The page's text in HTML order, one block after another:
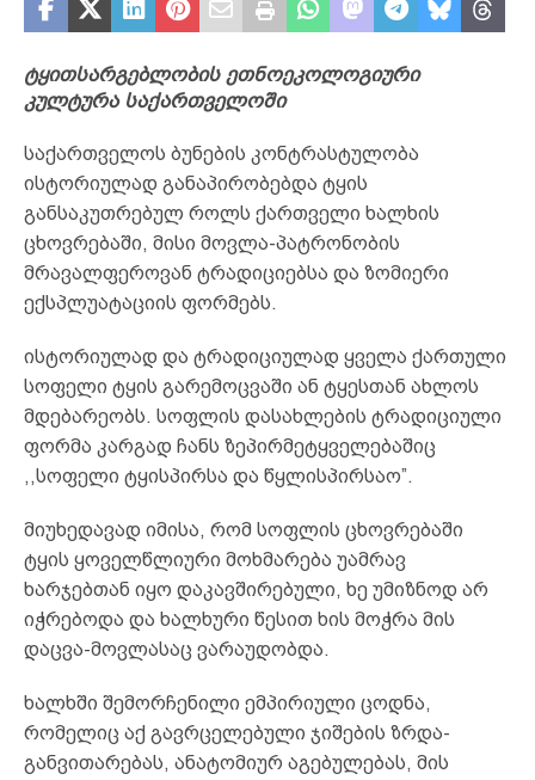
ტყითსარგებლობის ეთნოეკოლოგიური
კულტურა საქართველოში
საქართველოს ბუნების კონტრასტულობა
ისტორიულად განაპირობებდა ტყის
განსაკუთრებულ როლს ქართველი ხალხის
ცხოვრებაში, მისი მოვლა-პატრონობის
მრავალფეროვან ტრადიციებსა და ზომიერი
ექსპლუატაციის ფორმებს.
ისტორიულად და ტრადიციულად ყველა ქართული
სოფელი ტყის გარემოცვაში ან ტყესთან ახლოს
მდებარეობს. სოფლის დასახლების ტრადიციული
ფორმა კარგად ჩანს ზეპირმეტყველებაშიც
,,სოფელი ტყისპირსა და წყლისპირსაო”.
მიუხედავად იმისა, რომ სოფლის ცხოვრებაში
ტყის ყოველწლიური მოხმარება უამრავ
ხარჯებთან იყო დაკავშირებული, ხე უმიზნოდ არ
იჭრებოდა და ხალხური წესით ხის მოჭრა მის
დაცვა-მოვლასაც ვარაუდობდა.
ხალხში შემორჩენილი ემპირიული ცოდნა,
რომელიც აქ გავრცელებული ჯიშების ზრდა-
განვითარებას, ანატომიურ აგებულებას, მის